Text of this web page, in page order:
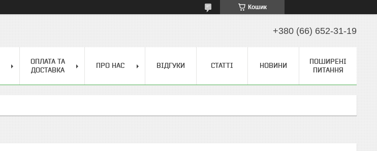
Кошик
+380 (66) 652-31-19
ОПЛАТА ТА
ДОСТАВКА
ПРО НАС ВІДГУКИ СТАТТІ НОВИНИ
ПОШИРЕНІ
ПИТАННЯ